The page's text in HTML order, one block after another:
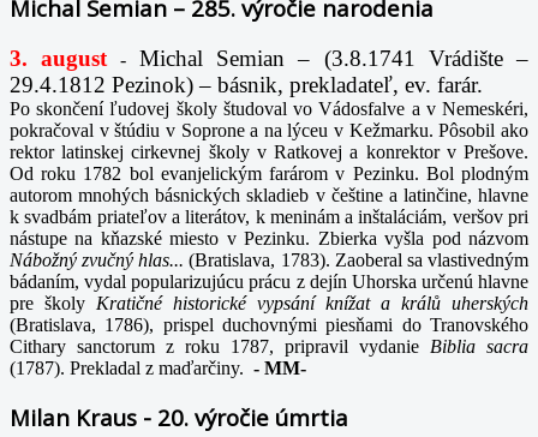
Michal Semian – 285. výročie narodenia
3. august -Michal Semian – (3.8.1741 Vrádište –
29.4.1812 Pezinok) – básnik, prekladateľ, ev. farár.
Po skončení ľudovej školy študoval vo Vádosfalve a v Nemeskéri,
pokračoval v štúdiu v Soprone a na lýceu v Kežmarku. Pôsobil ako
rektor latinskej cirkevnej školy v Ratkovej a konrektor v Prešove.
Od roku 1782 bol evanjelickým farárom v Pezinku. Bol plodným
autorom mnohých básnických skladieb v češtine a latinčine, hlavne
k svadbám priateľov a literátov, k meninám a inštaláciám, veršov pri
nástupe na kňazské miesto v Pezinku. Zbierka vyšla pod názvom
Nábožný zvučný hlas...(Bratislava, 1783). Zaoberal sa vlastivedným
bádaním, vydal popularizujúcu prácu z dejín Uhorska určenú hlavne
pre školy Kratičné historické vypsání knížat a králů uherských
(Bratislava, 1786), prispel duchovnými piesňami do Tranovského
Cithary sanctorum z roku 1787, pripravil vydanie Biblia sacra
(1787). Prekladal z maďarčiny. - MM-
Milan Kraus - 20. výročie úmrtia